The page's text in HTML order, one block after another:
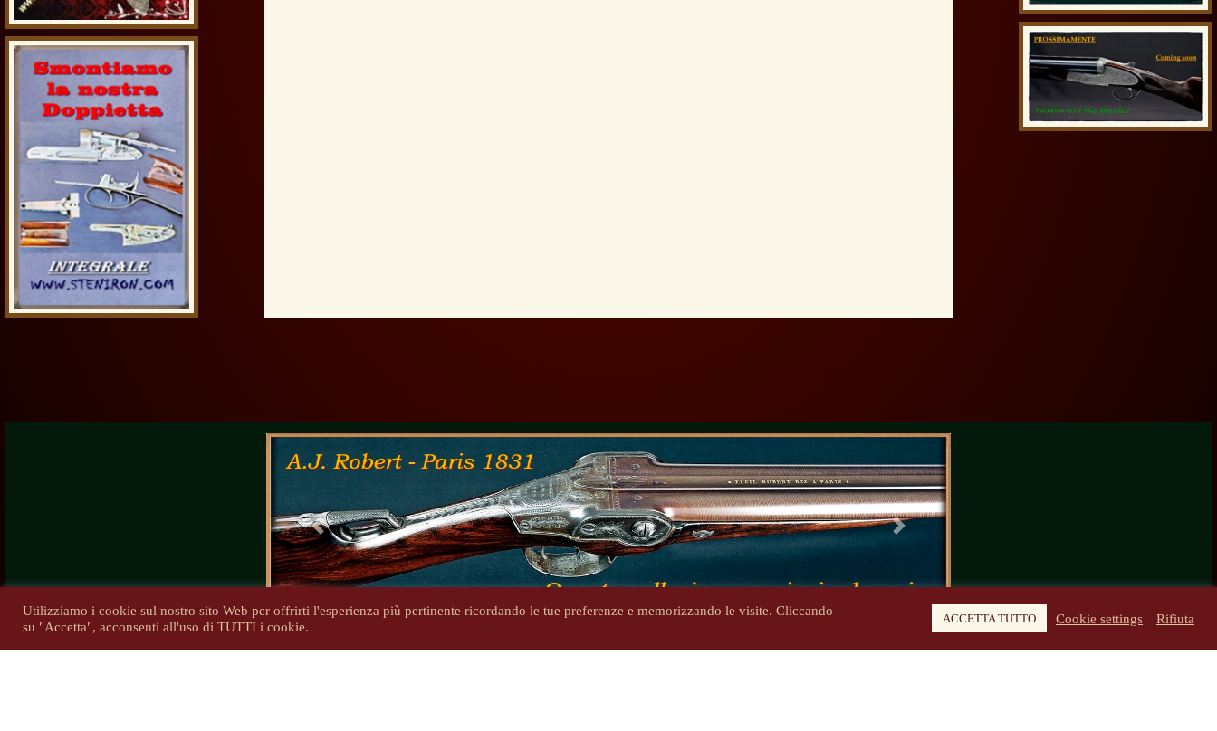
Previous Next
Copyright 2014-2026 - steniron.com - Tutti i diritti riservati
Utilizziamo i cookie sul nostro sito Web per offrirti l'esperienza più pertinente ricordando le tue preferenze e memorizzando le visite. Cliccando
su "Accetta", acconsenti all'uso di TUTTI i cookie.
ACCETTA TUTTO Cookie settings Rifiuta